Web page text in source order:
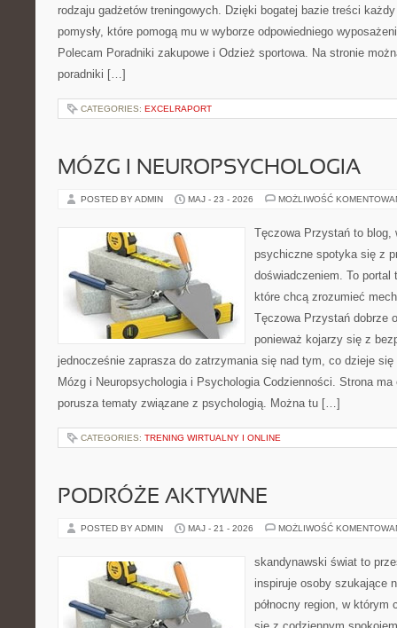
rodzaju gadżetów treningowych. Dzięki bogatej bazie treści
pomysły, które pomogą mu w wyborze odpowiedniego
Polecam Poradniki zakupowe i Odzież sportowa. Na stronie
poradniki […]
CATEGORIES: EXCELRAPORT
MÓZG I NEUROPSYCHOLOGIA
POSTED BY ADMIN MAJ - 23 - 2026 MOŻLIWOŚĆ
Tęczowa Przystań to blog,
psychiczne spotyka się z
doświadczeniem. To
które chcą zrozumieć
Tęczowa Przystań dobrze
ponieważ kojarzy się z
jednocześnie zaprasza do zatrzymania się nad tym, co dzieje się
Mózg i Neuropsychologia i Psychologia Codzienności. Strona
porusza tematy związane z psychologią. Można tu […]
CATEGORIES: TRENING WIRTUALNY I ONLINE
PODRÓŻE AKTYWNE
POSTED BY ADMIN MAJ - 21 - 2026 MOŻLIWOŚĆ
skandynawski świat to
inspiruje osoby szukające
północny region, w